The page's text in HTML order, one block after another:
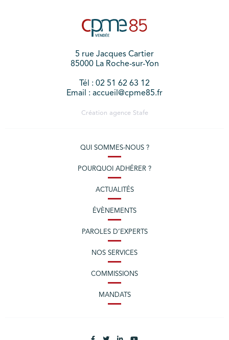
5 rue Jacques Cartier
85000 La Roche-sur-Yon
Tél : 02 51 62 63 12
Email : accueil@cpme85.fr
Création agence Stafe
QUI SOMMES-NOUS ?
POURQUOI ADHÉRER ?
ACTUALITÉS
ÉVÈNEMENTS
PAROLES D’EXPERTS
NOS SERVICES
COMMISSIONS
MANDATS